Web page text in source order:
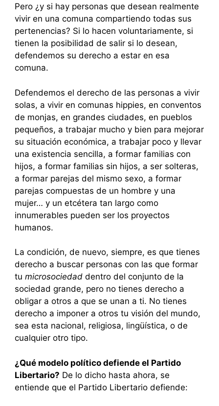
Pero ¿y si hay personas que desean realmente
vivir en una comuna compartiendo todas sus
pertenencias? Si lo hacen voluntariamente, si
tienen la posibilidad de salir si lo desean,
defendemos su derecho a estar en esa
comuna.
Defendemos el derecho de las personas a vivir
solas, a vivir en comunas hippies, en conventos
de monjas, en grandes ciudades, en pueblos
pequeños, a trabajar mucho y bien para mejorar
su situación económica, a trabajar poco y llevar
una existencia sencilla, a formar familias con
hijos, a formar familias sin hijos, a ser solteras,
a formar parejas del mismo sexo, a formar
parejas compuestas de un hombre y una
mujer… y un etcétera tan largo como
innumerables pueden ser los proyectos
humanos.
La condición, de nuevo, siempre, es que tienes
derecho a buscar personas con las que formar
tu microsociedad dentro del conjunto de la
sociedad grande, pero no tienes derecho a
obligar a otros a que se unan a ti. No tienes
derecho a imponer a otros tu visión del mundo,
sea esta nacional, religiosa, lingüística, o de
cualquier otro tipo.
¿Qué modelo político defiende el Partido
Libertario? De lo dicho hasta ahora, se
entiende que el Partido Libertario defiende: